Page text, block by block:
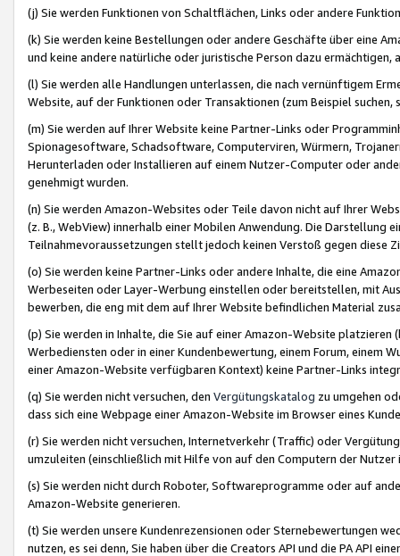
(j) Sie werden Funktionen von Schaltflächen, Links oder andere
(k) Sie werden keine Bestellungen oder andere Geschäfte über eine
und keine andere natürliche oder juristische Person dazu
(l) Sie werden alle Handlungen unterlassen, die nach vernünftigem
Website, auf der Funktionen oder Transaktionen (zum Beispiel
(m) Sie werden auf Ihrer Website keine Partner-Links oder
Spionagesoftware, Schadsoftware, Computerviren, Würmern,
Herunterladen oder Installieren auf einem Nutzer-Computer oder
genehmigt wurden.
(n) Sie werden Amazon-Websites oder Teile davon nicht auf Ihrer
(z. B., WebView) innerhalb einer Mobilen Anwendung. Die Darstellung
Teilnahmevoraussetzungen stellt jedoch keinen Verstoß gegen diese
(o) Sie werden keine Partner-Links oder andere Inhalte, die eine
Werbeseiten oder Layer-Werbung einstellen oder bereitstellen, mit
bewerben, die eng mit dem auf Ihrer Website befindlichen Material
(p) Sie werden in Inhalte, die Sie auf einer Amazon-Website
Werbediensten oder in einer Kundenbewertung, einem Forum, einem
einer Amazon-Website verfügbaren Kontext) keine Partner-Links
(q) Sie werden nicht versuchen, den Vergütungskatalog zu umgehen
dass sich eine Webpage einer Amazon-Website im Browser eines
(r) Sie werden nicht versuchen, Internetverkehr (Traffic) oder
umzuleiten (einschließlich mit Hilfe von auf den Computern der
(s) Sie werden nicht durch Roboter, Softwareprogramme oder auf
Amazon-Website generieren.
(t) Sie werden unsere Kundenrezensionen oder Sternebewertungen
nutzen, es sei denn, Sie haben über die Creators API und die PA API